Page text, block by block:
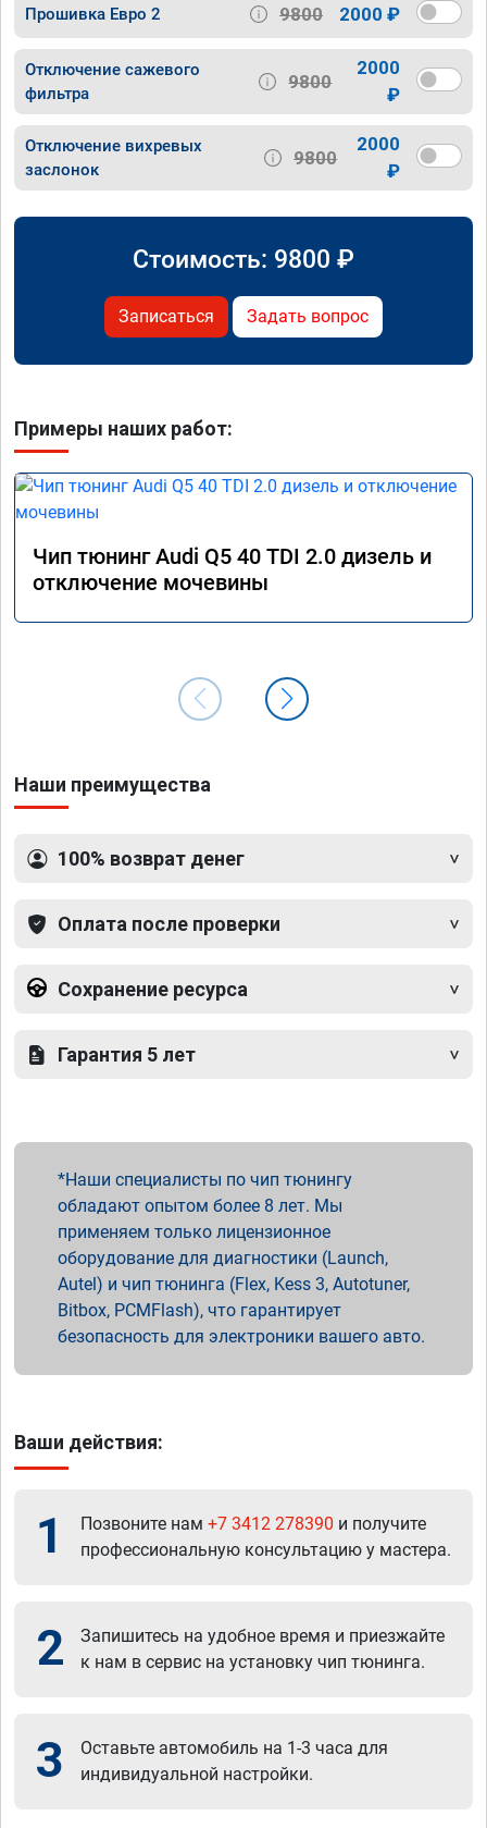
Прошивка Евро 2 9800 2000 ₽
Отключение сажевого
фильтра
9800
2000
₽
Отключение вихревых
заслонок
9800
2000
₽
Стоимость: 9800 ₽
Записаться Задать вопрос
Примеры наших работ:
Чип тюнинг Audi Q5 40 TDI 2.0 дизель и
отключение мочевины
Наши преимущества
100% возврат денег
Оплата после проверки
Сохранение ресурса
Гарантия 5 лет
Наши специалисты по чип тюнингу
обладают опытом более 8 лет. Мы
применяем только лицензионное
оборудование для диагностики (Launch,
Autel) и чип тюнинга (Flex, Kess 3, Autotuner,
Bitbox, PCMFlash), что гарантирует
безопасность для электроники вашего авто.
Ваши действия:
1 Позвоните нам +7 3412 278390 и получите
профессиональную консультацию у мастера.
2
Запишитесь на удобное время и приезжайте
к нам в сервис на установку чип тюнинга.
3
Оставьте автомобиль на 1-3 часа для
индивидуальной настройки.